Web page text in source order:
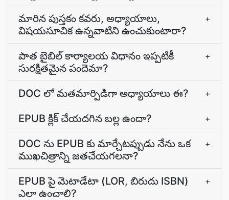
మారిన పుస్తకం కవరు, అధ్యాయాలు,
విషయసూచిక ఉన్నవాటిని ఉంచుకుంటారా?
+
పాత బైబిల్‌ కార్యాలయ విధానం ఇప్పటికీ
సురక్షితమైన పందెమా?
+
DOC లో మతమార్పిడిగా అధ్యాయాలు ఈ? +
EPUB క్లిక్ చేయదగిన బల్ల ఉందా? +
DOC ను EPUB కు మార్చేటప్పుడు నేను ఒక
ముఖచిత్రాన్ని జతచేయగలనా?
+
EPUB పై మెటాడేటా (LOR, బిరుదు ISBN)
ఎలా ఉంచాలి?
+